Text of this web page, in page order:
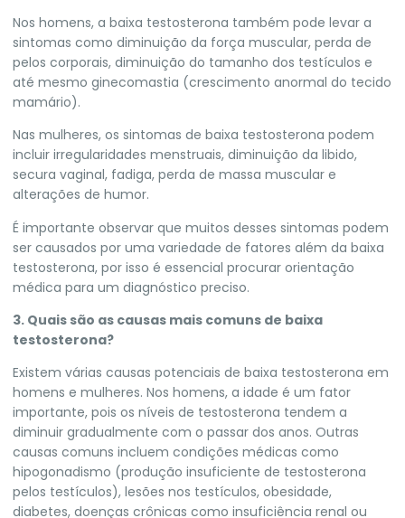
Nos homens, a baixa testosterona também pode levar a
sintomas como diminuição da força muscular, perda de
pelos corporais, diminuição do tamanho dos testículos e
até mesmo ginecomastia (crescimento anormal do tecido
mamário).
Nas mulheres, os sintomas de baixa testosterona podem
incluir irregularidades menstruais, diminuição da libido,
secura vaginal, fadiga, perda de massa muscular e
alterações de humor.
É importante observar que muitos desses sintomas podem
ser causados por uma variedade de fatores além da baixa
testosterona, por isso é essencial procurar orientação
médica para um diagnóstico preciso.
3. Quais são as causas mais comuns de baixa
testosterona?
Existem várias causas potenciais de baixa testosterona em
homens e mulheres. Nos homens, a idade é um fator
importante, pois os níveis de testosterona tendem a
diminuir gradualmente com o passar dos anos. Outras
causas comuns incluem condições médicas como
hipogonadismo (produção insuficiente de testosterona
pelos testículos), lesões nos testículos, obesidade,
diabetes, doenças crônicas como insuficiência renal ou